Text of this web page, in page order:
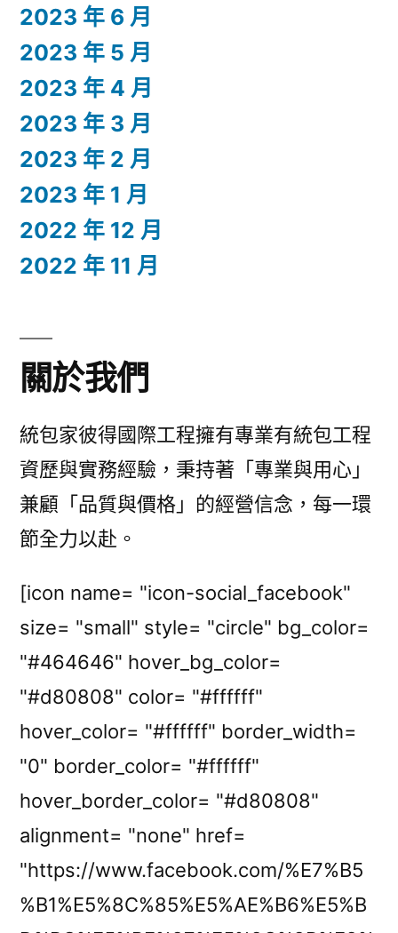
2023 年 6 月
2023 年 5 月
2023 年 4 月
2023 年 3 月
2023 年 2 月
2023 年 1 月
2022 年 12 月
2022 年 11 月
關於我們
統包家彼得國際工程擁有專業有統包工程
資歷與實務經驗，秉持著「專業與用心」
兼顧「品質與價格」的經營信念，每一環
節全力以赴。
[icon name= "icon-social_facebook"
size= "small" style= "circle" bg_color=
"#464646" hover_bg_color=
"#d80808" color= "#ffffff"
hover_color= "#ffffff" border_width=
"0" border_color= "#ffffff"
hover_border_color= "#d80808"
alignment= "none" href=
"https://www.facebook.com/%E7%B5
%B1%E5%8C%85%E5%AE%B6%E5%B